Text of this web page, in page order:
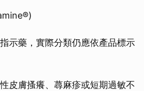
示藥，實際分類仍應依產品標示
皮膚搔癢、蕁麻疹或短期過敏不